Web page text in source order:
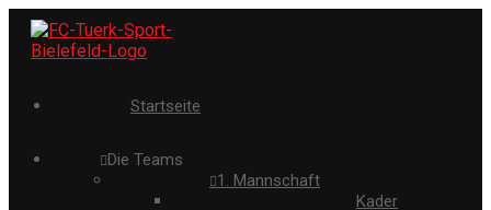
Startseite
Die Teams
1. Mannschaft
Kader